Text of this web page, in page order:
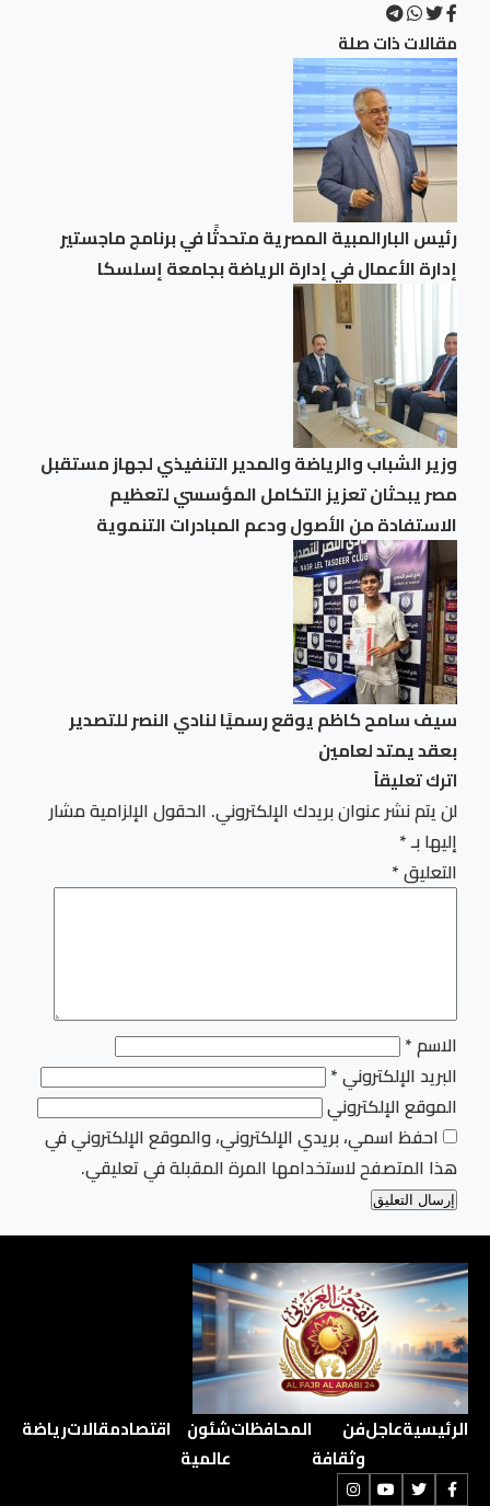
مقالات ذات صلة
رئيس البارالمبية المصرية متحدثًا في برنامج ماجستير
إدارة الأعمال في إدارة الرياضة بجامعة إسلسكا
وزير الشباب والرياضة والمدير التنفيذي لجهاز مستقبل
مصر يبحثان تعزيز التكامل المؤسسي لتعظيم
الاستفادة من الأصول ودعم المبادرات التنموية
سيف سامح كاظم يوقع رسميًا لنادي النصر للتصدير
بعقد يمتد لعامين
اترك تعليقاً
لن يتم نشر عنوان بريدك الإلكتروني. الحقول الإلزامية مشار
إليها بـ*
التعليق*
الاسم*
البريد الإلكتروني*
الموقع الإلكتروني
احفظ اسمي، بريدي الإلكتروني، والموقع الإلكتروني في
هذا المتصفح لاستخدامها المرة المقبلة في تعليقي.
الرئيسيةعاجلفن
وثقافة
المحافظاتشئون
عالمية
اقتصادمقالاترياضة